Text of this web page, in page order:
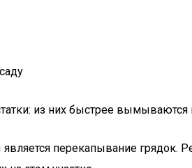
из них быстрее вымываются
перекапывание грядок.